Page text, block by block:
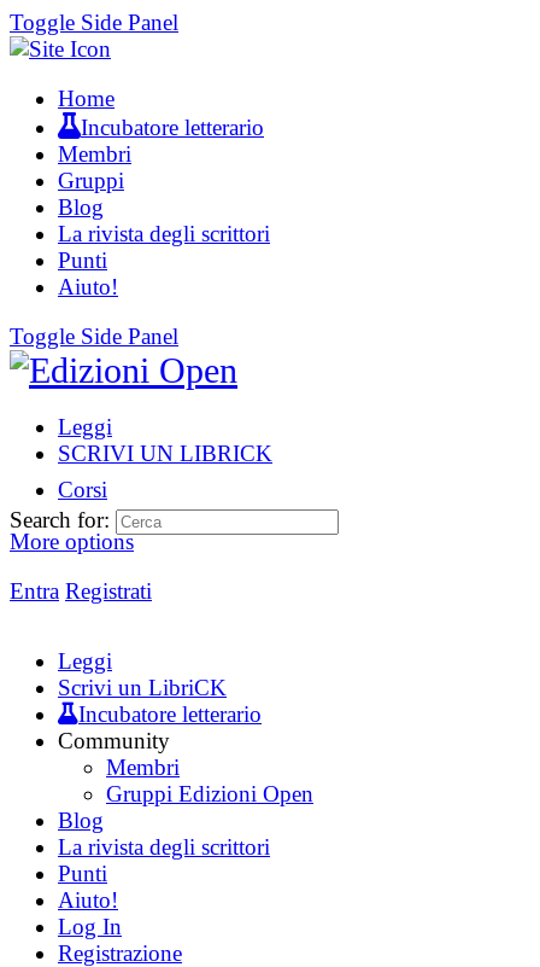
Toggle Side Panel
Home
Incubatore letterario
Membri
Gruppi
Blog
La rivista degli scrittori
Punti
Aiuto!
Toggle Side Panel
Leggi
SCRIVI UN LIBRICK
Corsi
More options
Entra Registrati
Search for:
Leggi
Scrivi un LibriCK
Incubatore letterario
Community
Membri
Gruppi Edizioni Open
Blog
La rivista degli scrittori
Punti
Aiuto!
Log In
Registrazione